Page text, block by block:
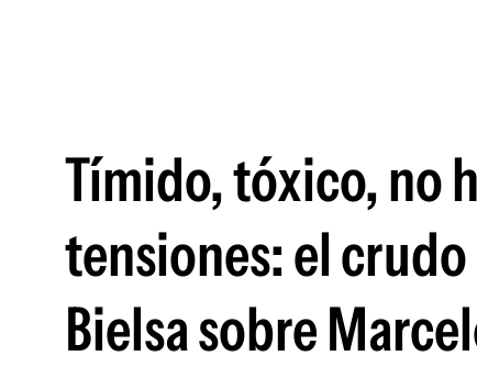
Tímido, tóxico, no
tensiones: el
Bielsa sobre